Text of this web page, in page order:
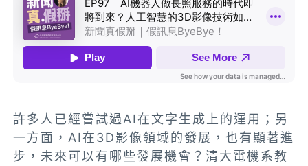
許多人已經嘗試過AI在文字生成上的運用；另
一方面，AI在3D影像領域的發展，也有顯著進
步，未來可以有哪些發展機會？清大電機系教